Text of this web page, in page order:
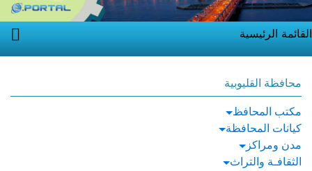
القائمة الرئيسية
محافظة القليوبية
مكتب المحافظ
كيانات المحافظة
مدن ومراكز
الثقافـة والتراث